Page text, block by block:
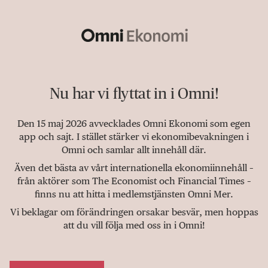
Nu har vi flyttat in i Omni!
Den 15 maj 2026 avvecklades Omni Ekonomi som egen
app och sajt. I stället stärker vi ekonomibevakningen i
Omni och samlar allt innehåll där.
Även det bästa av vårt internationella ekonomiinnehåll –
från aktörer som The Economist och Financial Times –
finns nu att hitta i medlemstjänsten Omni Mer.
Vi beklagar om förändringen orsakar besvär, men hoppas
att du vill följa med oss in i Omni!